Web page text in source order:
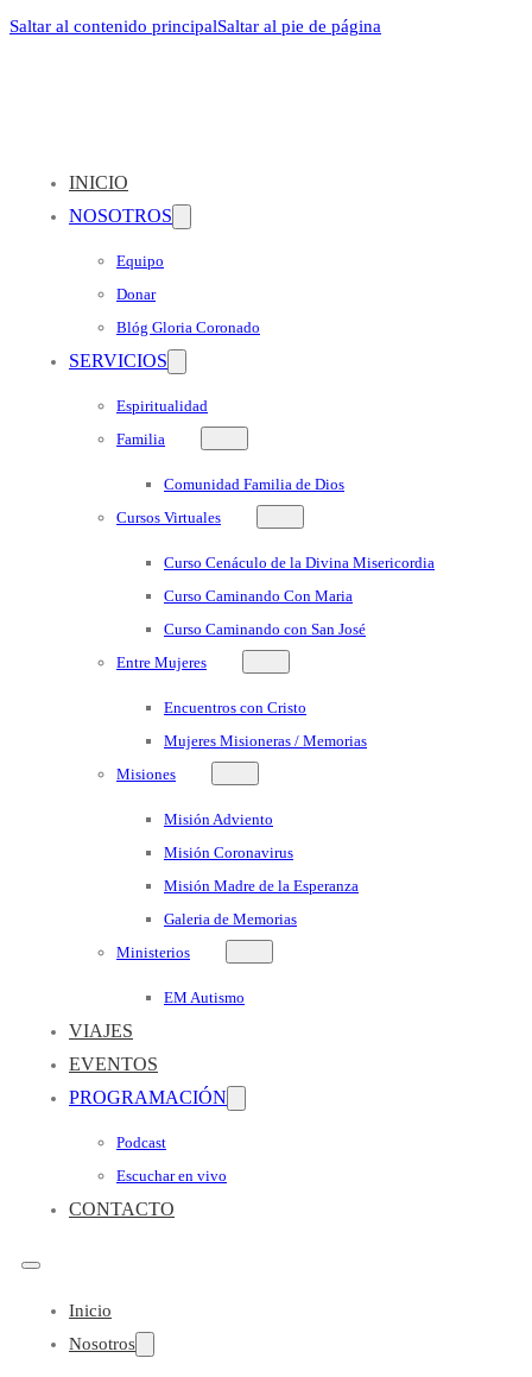
Saltar al contenido principalSaltar al pie de página
INICIO
NOSOTROS
Equipo
Donar
Blóg Gloria Coronado
SERVICIOS
Espiritualidad
Familia
Comunidad Familia de Dios
Cursos Virtuales
Curso Cenáculo de la Divina Misericordia
Curso Caminando Con Maria
Curso Caminando con San José
Entre Mujeres
Encuentros con Cristo
Mujeres Misioneras / Memorias
Misiones
Misión Adviento
Misión Coronavirus
Misión Madre de la Esperanza
Galeria de Memorias
Ministerios
EM Autismo
VIAJES
EVENTOS
PROGRAMACIÓN
Podcast
Escuchar en vivo
CONTACTO
Inicio
Nosotros